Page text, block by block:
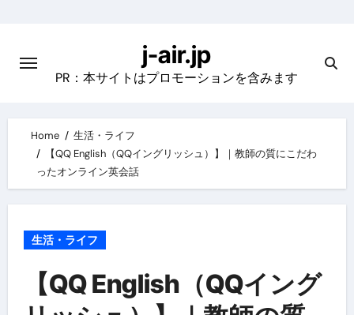
content
j-air.jp
PR：本サイトはプロモーションを含みます
Home
生活・ライフ
【QQ English（QQイングリッシュ）】｜教師の質にこだわ
ったオンライン英会話
生活・ライフ
【QQ English（QQイング